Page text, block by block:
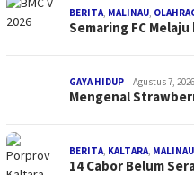
BERITA, MALINAU,
Semaring FC
GAYA HIDUP Agustus 7,
Mengenal
BERITA, KALTARA, MALINAU
14 Cabor Belum